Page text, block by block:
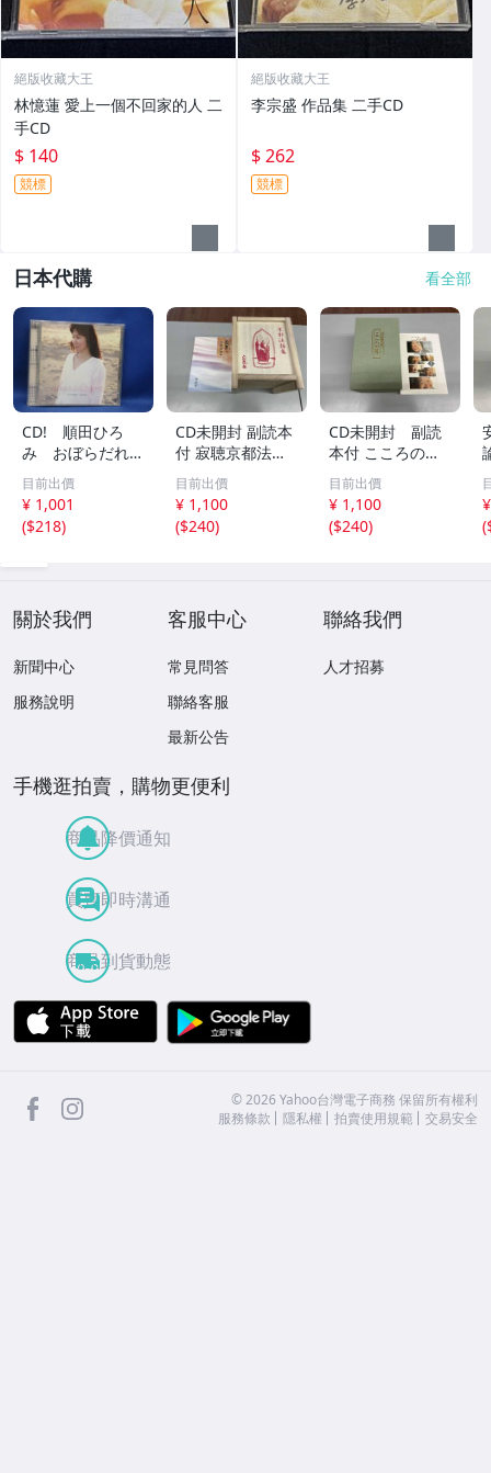
絕版收藏大王
林憶蓮 愛上一個不回家的人 二
手CD
$ 140
競標
絕版收藏大王
李宗盛 作品集 二手CD
$ 262
競標
日本代購 看全部
CD! 順田ひろ
み おぼらだれ
ん 帯付き OM
CD-16 42405
目前出價
¥ 1,001
($218)
CD未開封 副読本
付 寂聴京都法話
集 ユーキャン
目前出價
¥ 1,100
($240)
CD未開封 副読
本付 こころの
扉 河合隼雄講話
集
目前出價
¥ 1,100
($240)
(
關於我們
新聞中心
服務說明
客服中心
常見問答
聯絡客服
最新公告
聯絡我們
人才招募
手機逛拍賣，購物更便利
商品降價通知
買賣即時溝通
商品到貨動態
APP Store
facebook ©2026 Yahoo台灣電子商務 保留所有權利
服務條款
隱私權 拍賣使用規範 交易安全